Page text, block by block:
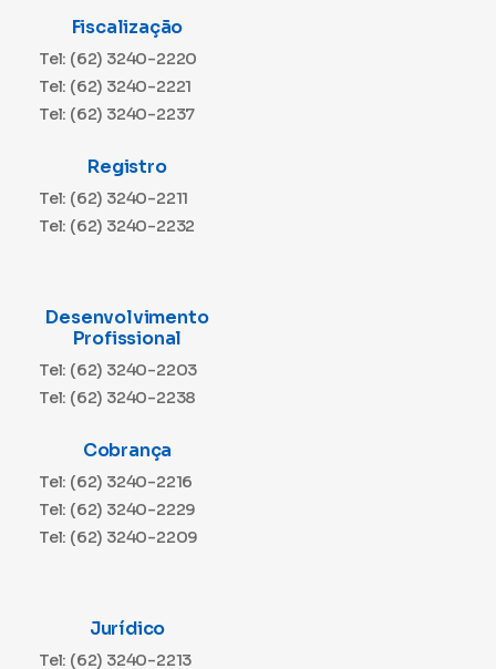
Fiscalização
Tel: (62) 3240-2220
Tel: (62) 3240-2221
Tel: (62) 3240-2237
Registro
Tel: (62) 3240-2211
Tel: (62) 3240-2232
Desenvolvimento
Profissional
Tel: (62) 3240-2203
Tel: (62) 3240-2238
Cobrança
Tel: (62) 3240-2216
Tel: (62) 3240-2229
Tel: (62) 3240-2209
Jurídico
Tel: (62) 3240-2213